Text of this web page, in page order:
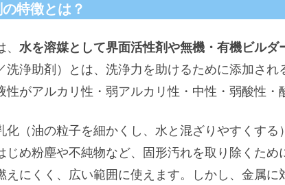
特徴とは？
水を溶媒として界面活性剤や無機・有機ビルダ
洗浄助剤）とは、洗浄力を助けるために添加さ
性がアルカリ性・弱アルカリ性・中性・弱酸性・
化（油の粒子を細かくし、水と混ざりやすくする
じめ粉塵や不純物など、固形汚れを取り除くため
えにくく、広い範囲に使えます。しかし、金属に